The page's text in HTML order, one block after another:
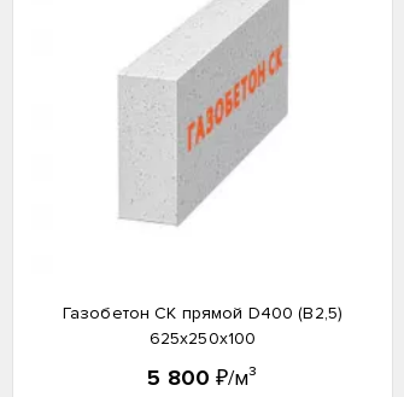
Газобетон СК прямой D400 (B2,5)
625x250x100
5 800 ₽/м³